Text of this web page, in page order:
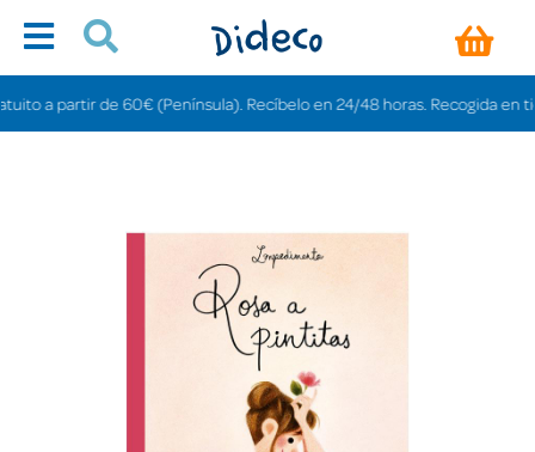
a partir de 60€ (Península). Recíbelo en 24/48 horas. Recogida en